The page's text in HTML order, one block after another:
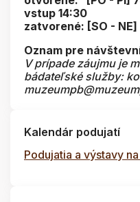
vstup 14:30
zatvorené: [SO -
Oznam pre
V prípade záujmu je
bádateľské služby:
Kalendár podujatí
Podujatia a výstavy